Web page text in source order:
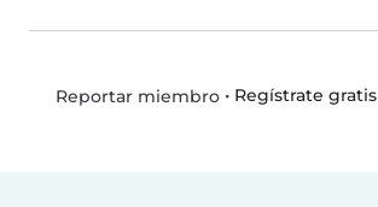
Reportar miembro• Regístrate gratis